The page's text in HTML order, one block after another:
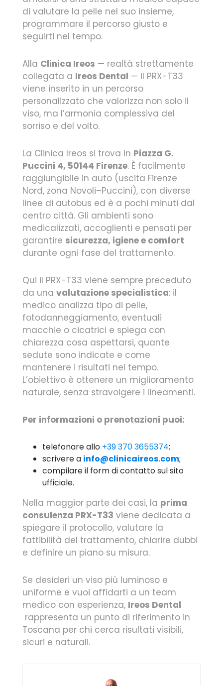
di valutare la pelle nel suo insieme,
programmare il percorso giusto e
seguirti nel tempo.
Alla Clinica Ireos — realtà strettamente
collegata a Ireos Dental — il PRX-T33
viene inserito in un percorso
personalizzato che valorizza non solo il
viso, ma l’armonia complessiva del
sorriso e del volto.
La Clinica Ireos si trova in Piazza G.
Puccini 4, 50144 Firenze. È facilmente
raggiungibile in auto (uscita Firenze
Nord, zona Novoli–Puccini), con diverse
linee di autobus ed è a pochi minuti dal
centro città. Gli ambienti sono
medicalizzati, accoglienti e pensati per
garantire sicurezza, igiene e comfort
durante ogni fase del trattamento.
Qui il PRX-T33 viene sempre preceduto
da una valutazione specialistica: il
medico analizza tipo di pelle,
fotodanneggiamento, eventuali
macchie o cicatrici e spiega con
chiarezza cosa aspettarsi, quante
sedute sono indicate e come
mantenere i risultati nel tempo.
L’obiettivo è ottenere un miglioramento
naturale, senza stravolgere i lineamenti.
Per informazioni o prenotazioni puoi:
telefonare allo +39 370 3655374;
scrivere a info@clinicaireos.com;
compilare il form di contatto sul sito
ufficiale.
Nella maggior parte dei casi, la prima
consulenza PRX-T33 viene dedicata a
spiegare il protocollo, valutare la
fattibilità del trattamento, chiarire dubbi
e definire un piano su misura.
Se desideri un viso più luminoso e
uniforme e vuoi affidarti a un team
medico con esperienza, Ireos Dental
rappresenta un punto di riferimento in
Toscana per chi cerca risultati visibili,
sicuri e naturali.